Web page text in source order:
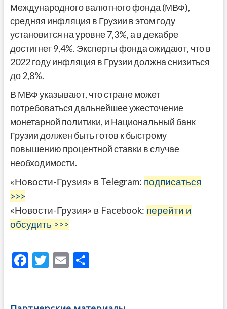
Международного валютного фонда (МВФ),
средняя инфляция в Грузии в этом году
установится на уровне 7,3%, а в декабре
достигнет 9,4%. Эксперты фонда ожидают, что в
2022 году инфляция в Грузии должна снизиться
до 2,8%.
В МВФ указывают, что стране может
потребоваться дальнейшее ужесточение
монетарной политики, и Национальный банк
Грузии должен быть готов к быстрому
повышению процентной ставки в случае
необходимости.
«Новости-Грузия» в Telegram: подписаться
>>>
«Новости-Грузия» в Facebook: перейти и
обсудить >>>
F T E О